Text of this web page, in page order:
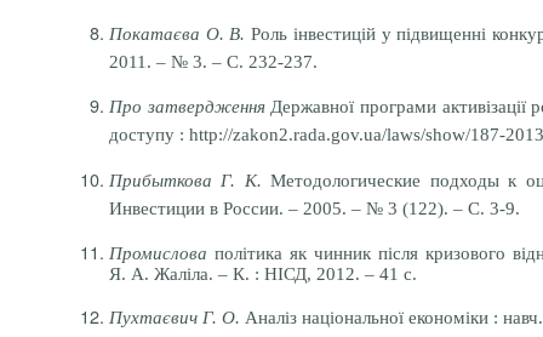
Покатаєва О. В. Роль інвестицій у підвищенні
2011. – № 3. – C. 232-237.
Про затвердженняДержавної програми
доступу : http://zakon2.rada.gov.ua/laws/show/187-
Прибыткова Г. К. Методологические подходы к
Инвестиции в России. – 2005. – № 3 (122). – С. 3-9.
Промислова політика як чинник після кризового
Я. А. Жаліла. – К. : НІСД, 2012. – 41 с.
Пухтаєвич Г. О. Аналіз національної економіки :